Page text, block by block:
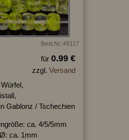
Best.Nr.:49117
für 0.99 €
zzgl. Versand
Gablonz / Tschechien
ca. 4/5/5mm
ca. 1mm